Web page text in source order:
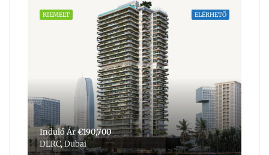
ELÉRHETŐ
KIEMELT
Induló Ár€190,700
DLRC, Dubai